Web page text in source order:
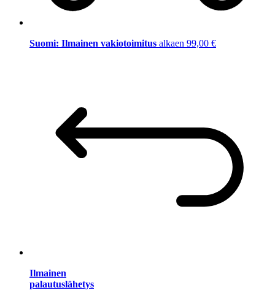
Suomi: Ilmainen vakiotoimitus alkaen 99,00 €
Ilmainen
palautuslähetys